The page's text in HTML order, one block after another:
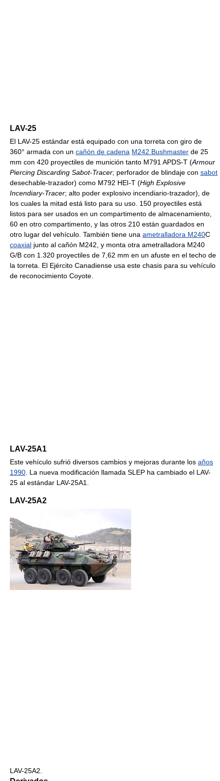
LAV-25
El LAV-25 estándar está equipado con una torreta con giro de
360° armada con un cañón de cadena M242 Bushmaster de 25
mm con 420 proyectiles de munición tanto M791 APDS-T (Armour
Piercing Discarding Sabot-Tracer; perforador de blindaje con sabot
desechable-trazador) como M792 HEI-T (High Explosive
Incendiary-Tracer; alto poder explosivo incendiario-trazador), de
los cuales la mitad está listo para su uso. 150 proyectiles está
listos para ser usados en un compartimento de almacenamiento,
60 en otro compartimento, y las otros 210 están guardados en
otro lugar del vehículo. También tiene una ametralladora M240C
coaxial junto al cañón M242, y monta otra ametralladora M240
G/B con 1.320 proyectiles de 7,62 mm en un afuste en el techo de
la torreta. El Ejército Canadiense usa este chasis para su vehículo
de reconocimiento Coyote.
LAV-25A1
Este vehículo sufrió diversos cambios y mejoras durante los años
1990 . La nueva modificación llamada SLEP ha cambiado el LAV-
25 al estándar LAV-25A1.
LAV-25A2
LAV-25A2.